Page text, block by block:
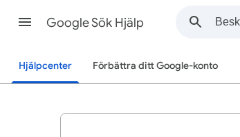
Google Sök Hjälp
Hjälpcenter Förbättra ditt Google-konto